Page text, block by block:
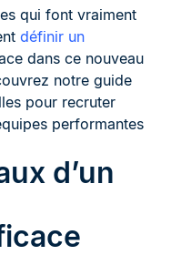
qui font vraiment
définir un
dans ce nouveau
notre guide
pour recruter
performantes
d’un